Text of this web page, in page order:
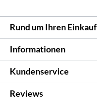
Rund um Ihren Einkauf
Informationen
Kundenservice
Reviews